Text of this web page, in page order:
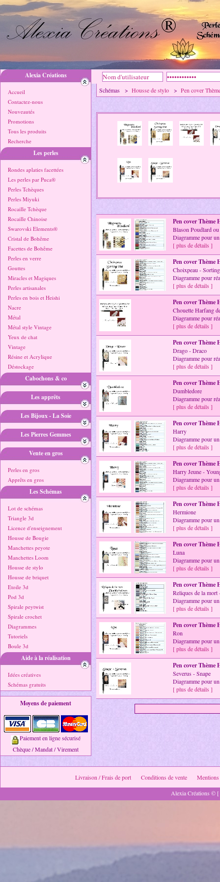
Alexia Créations
Accueil
Contactez-nous
Nouveautés
Promotions
Tous les produits
Recherche
Les perles
Rondes aplaties facettées
Les perles par Puca®
Perles Tchèques
Perles Miyuki
Rocaille Tchèque
Rocaille Chinoise
Swarovski Elements®
Cristal de Bohême
Facettes de Bohême
Perles en verre
Gouttes
Miracles et Magiques
Perles artisanales
Perles en bois et Heishi
Nacre
Métal
Métal style Vintage
Yeux de chat
Vintage
Résine et Acrylique
Déstockage
Cabochons & co
Les apprêts
Les Bijoux - La Soie
Les Pierres Gemmes
Vente en gros
Perles en gros
Apprêts en gros
Les Schémas
Lot de schémas
Triangle 3d
Licence d'enseignement
Housse de Bougie
Manchettes peyote
Manchettes Loom
Housse de stylo
Housse de briquet
Etoile 3d
Pod 3d
Spirale peytwist
Spirale crochet
Diagrammes
Tutoriels
Boule 3d
Aide à la réalisation
Idées créatives
Schémas gratuits
Moyens de paiement
Paiement en ligne sécurisé
Chèque / Mandat / Virement
Schémas > Housse de stylo > Pen cover
Pen cover Thème
Blason Poudlard
Diagramme pour
[ plus de détails ]
Pen cover Thème
Choixpeau -
Diagramme pour
[ plus de détails ]
Pen cover Thème
Chouette Harfang
Diagramme pour
[ plus de détails ]
Pen cover Thème
Drago - Draco
Diagramme pour
[ plus de détails ]
Pen cover Thème
Dumbledore
Diagramme pour
[ plus de détails ]
Pen cover Thème
Harry
Diagramme pour
[ plus de détails ]
Pen cover Thème
Harry Jeune -
Diagramme pour
[ plus de détails ]
Pen cover Thème
Hermione
Diagramme pour
[ plus de détails ]
Pen cover Thème
Luna
Diagramme pour
[ plus de détails ]
Pen cover Thème
Reliques de la
Diagramme pour
[ plus de détails ]
Pen cover Thème
Ron
Diagramme pour
[ plus de détails ]
Pen cover Thème
Severus - Snape
Diagramme pour
[ plus de détails ]
Livraison / Frais de port Conditions de vente
Mentions
Alexia Créations ©